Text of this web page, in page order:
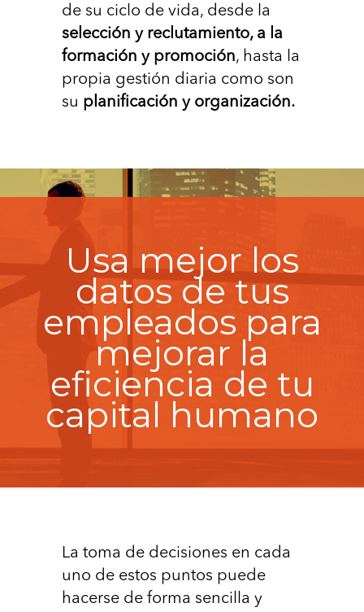
de su ciclo de vida, desde la
selección y reclutamiento, a la
formación y promoción, hasta la
propia gestión diaria como son
su planiﬁcación y organización.
Usa mejor los
datos de tus
empleados para
mejorar la
eficiencia de tu
capital humano
La toma de decisiones en cada
uno de estos puntos puede
hacerse de forma sencilla y